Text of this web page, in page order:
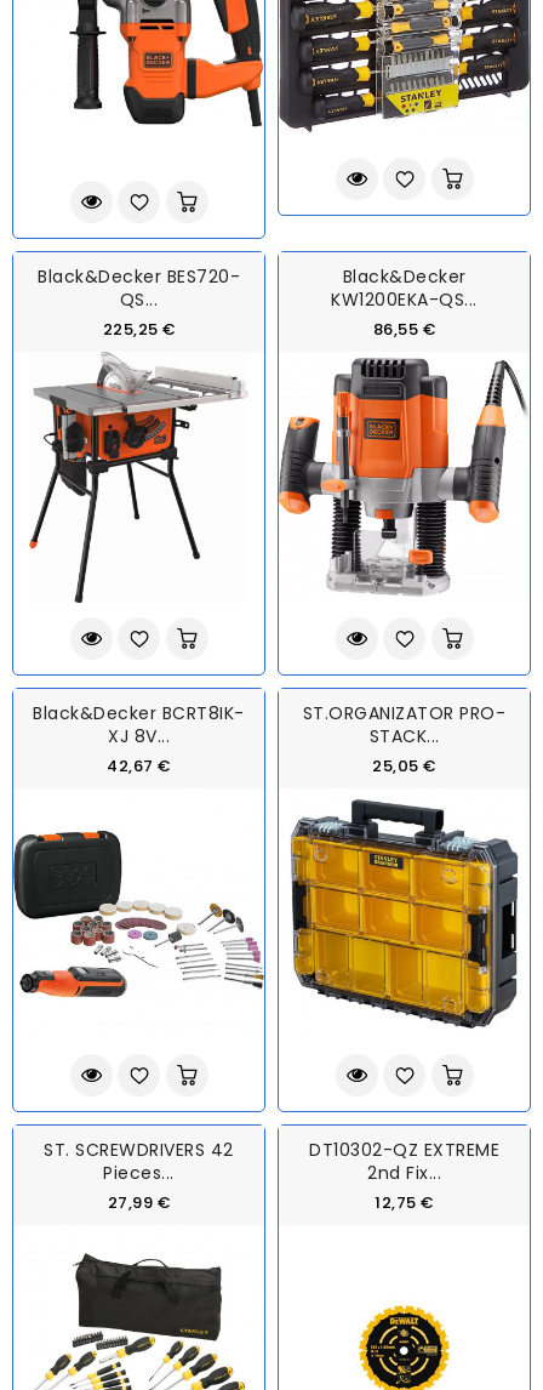
Black&Decker BES720-
QS...
225,25 €
Black&Decker
KW1200EKA-QS...
86,55 €
Black&Decker BCRT8IK-
XJ 8V...
42,67 €
ST.ORGANIZATOR PRO-
STACK...
25,05 €
ST. SCREWDRIVERS 42
Pieces...
27,99 €
DT10302-QZ EXTREME
2nd Fix...
12,75 €